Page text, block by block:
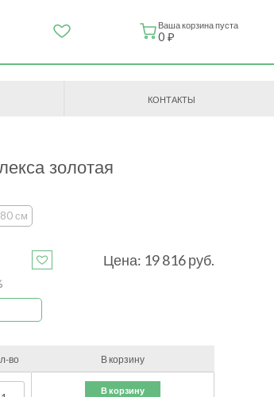
Ваша корзина пуста
0 ₽
КОНТАКТЫ
золотая
см
Цена: 19 816руб.
во В корзину
В корзину